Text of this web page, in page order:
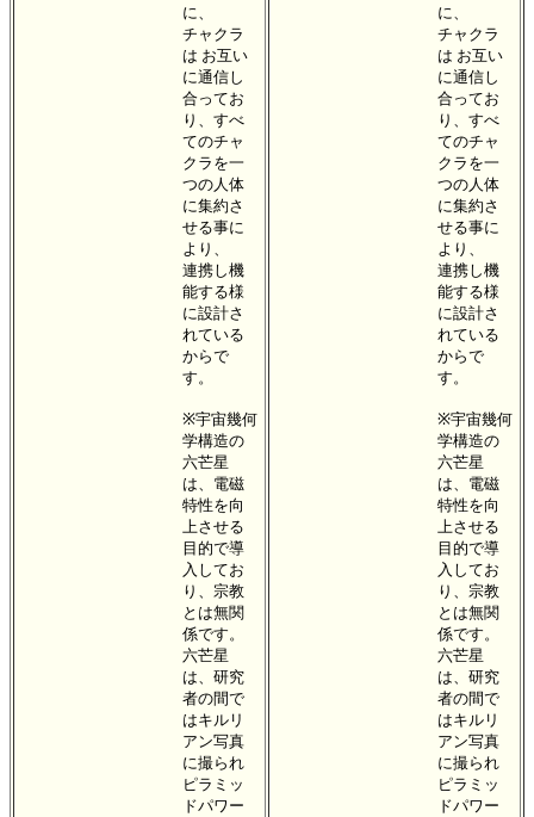
に、
チャクラ
は お互い
に通信し
合ってお
り、すべ
てのチャ
クラを一
つの人体
に集約さ
せる事に
より、
連携し機
能する様
に設計さ
れている
からで
す。
※宇宙幾何
学構造の
六芒星
は、電磁
特性を向
上させる
目的で導
入してお
り、宗教
とは無関
係です。
六芒星
は、研究
者の間で
はキルリ
アン写真
に撮られ
ピラミッ
ドパワー
に、
チャクラ
は お互い
に通信し
合ってお
り、すべ
てのチャ
クラを一
つの人体
に集約さ
せる事に
より、
連携し機
能する様
に設計さ
れている
からで
す。
※宇宙幾何
学構造の
六芒星
は、電磁
特性を向
上させる
目的で導
入してお
り、宗教
とは無関
係です。
六芒星
は、研究
者の間で
はキルリ
アン写真
に撮られ
ピラミッ
ドパワー